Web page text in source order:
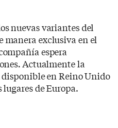
nuevas variantes del
manera exclusiva en el
espera
Actualmente la
en Reino Unido
de Europa.